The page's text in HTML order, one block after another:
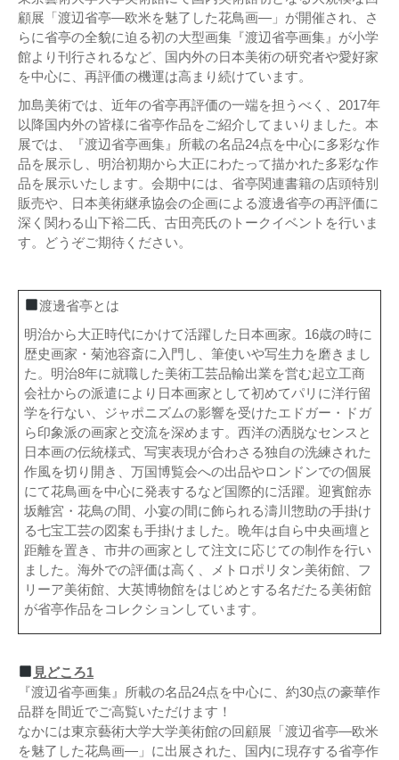
顧展「渡辺省亭—欧米を魅了した花鳥画—」が開催され、さ
らに省亭の全貌に迫る初の大型画集『渡辺省亭画集』が小学
館より刊行されるなど、国内外の日本美術の研究者や愛好家
を中心に、再評価の機運は高まり続けています。
加島美術では、近年の省亭再評価の一端を担うべく、2017年
以降国内外の皆様に省亭作品をご紹介してまいりました。本
展では、『渡辺省亭画集』所載の名品24点を中心に多彩な作
品を展示し、明治初期から大正にわたって描かれた多彩な作
品を展示いたします。会期中には、省亭関連書籍の店頭特別
販売や、日本美術継承協会の企画による渡邊省亭の再評価に
深く関わる山下裕二氏、古田亮氏のトークイベントを行いま
す。どうぞご期待ください。
渡邊省亭とは
明治から大正時代にかけて活躍した日本画家。16歳の時に
歴史画家・菊池容斎に入門し、筆使いや写生力を磨きまし
た。明治8年に就職した美術工芸品輸出業を営む起立工商
会社からの派遣により日本画家として初めてパリに洋行留
学を行ない、ジャポニズムの影響を受けたエドガー・ドガ
ら印象派の画家と交流を深めます。西洋の洒脱なセンスと
日本画の伝統様式、写実表現が合わさる独自の洗練された
作風を切り開き、万国博覧会への出品やロンドンでの個展
にて花鳥画を中心に発表するなど国際的に活躍。迎賓館赤
坂離宮・花鳥の間、小宴の間に飾られる濤川惣助の手掛け
る七宝工芸の図案も手掛けました。晩年は自ら中央画壇と
距離を置き、市井の画家として注文に応じての制作を行い
ました。海外での評価は高く、メトロポリタン美術館、フ
リーア美術館、大英博物館をはじめとする名だたる美術館
が省亭作品をコレクションしています。
見どころ1
『渡辺省亭画集』所載の名品24点を中心に、約30点の豪華作
品群を間近でご高覧いただけます！
なかには東京藝術大学大学美術館の回顧展「渡辺省亭—欧米
を魅了した花鳥画—」に出展された、国内に現存する省亭作